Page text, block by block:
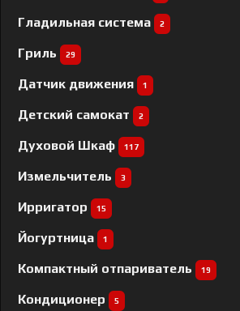
Гладильная система 2
Гриль 29
Датчик движения 1
Детский самокат 2
Духовой Шкаф 117
Измельчитель 3
Ирригатор 15
Йогуртница 1
Компактный отпариватель 19
Кондиционер 5